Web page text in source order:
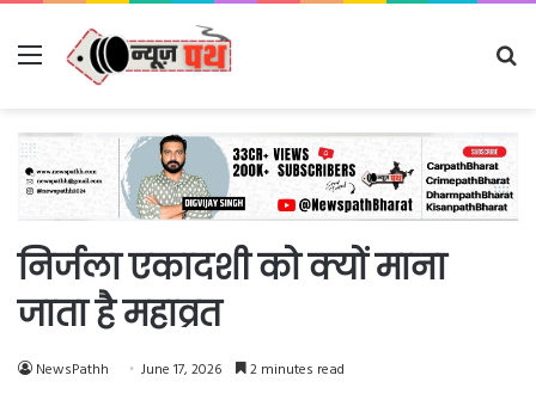
Menu
निर्जला एकादशी को क्यों माना
जाता है महाव्रत
NewsPathh June 17, 2026 2 minutes read